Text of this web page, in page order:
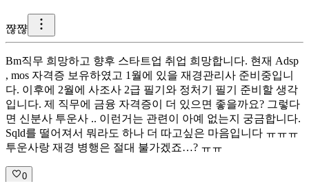
쨚쨚
Bm직무 희망하고 향후 스타트업 취업 희망합니다. 현재 Adsp
, mos 자격증 보유하였고 1월에 있을 재경관리사 준비중입니
다. 이후에 2월에 사조사 2급 필기와 정처기 필기 준비할 생각
입니다. 제 직무에 금융 자격증이 더 있으면 좋을까요? 그렇다
면 신분사 투운사 .. 이런거는 관련이 아예 없는지 궁금합니다.
Sqld를 떨어져서 뭐라도 하나 더 따고싶은 마음입니다 ㅠㅠㅠ
투운사랑 재경 병행은 절대 불가겠죠…? ㅠㅠ
0